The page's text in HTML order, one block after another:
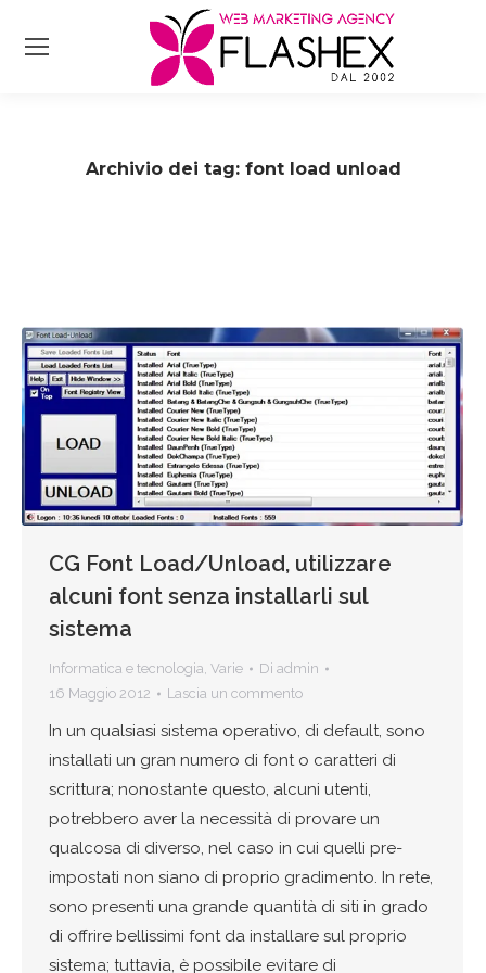
Archivio dei tag: font load unload
CG Font Load/Unload, utilizzare
alcuni font senza installarli sul
sistema
Informatica e tecnologia, Varie Di admin
16 Maggio 2012
Lascia un commento
In un qualsiasi sistema operativo, di default, sono
installati un gran numero di font o caratteri di
scrittura; nonostante questo, alcuni utenti,
potrebbero aver la necessità di provare un
qualcosa di diverso, nel caso in cui quelli pre-
impostati non siano di proprio gradimento. In rete,
sono presenti una grande quantità di siti in grado
di offrire bellissimi font da installare sul proprio
sistema; tuttavia, è possibile evitare di